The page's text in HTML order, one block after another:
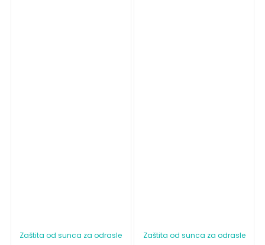
Zaštita od sunca za odrasle Zaštita od sunca za odrasle